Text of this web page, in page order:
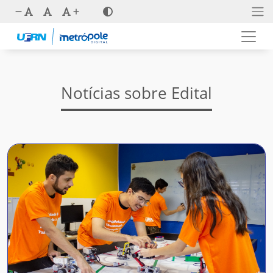
Notícias sobre Edital